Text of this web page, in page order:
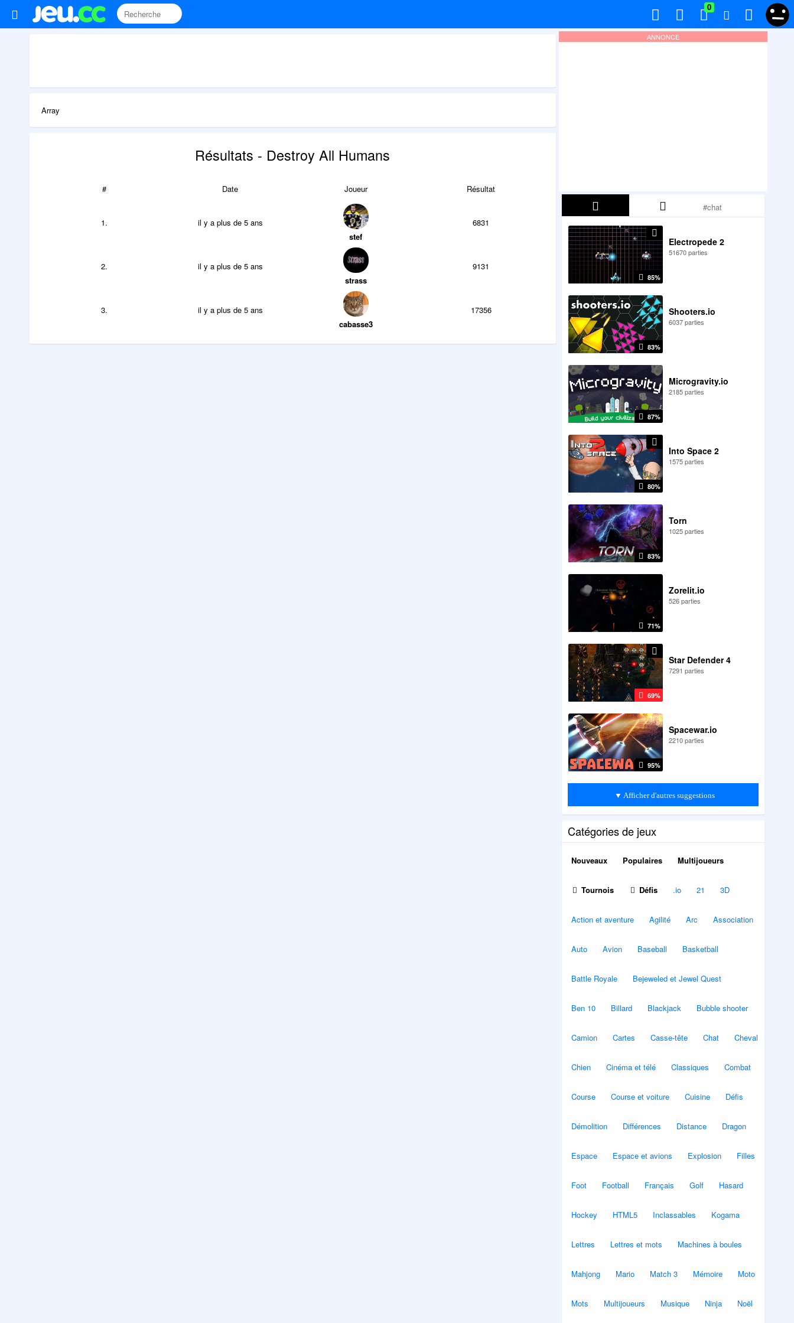
0
Array
Résultats - Destroy All Humans
# Date Joueur Résultat
1.
il y a plus de 5 ans
stef
6831
2.
il y a plus de 5 ans
strass
9131
3.
il y a plus de 5 ans
cabasse3
17356
ANNONCE
85%
Electropede 2
51670 parties
83%
Shooters.io
6037 parties
87%
Microgravity.io
2185 parties
80%
Into Space 2
1575 parties
83%
Torn
1025 parties
71%
Zorelit.io
526 parties
69%
Star Defender 4
7291 parties
95%
Spacewar.io
2210 parties
▼ Afficher d'autres suggestions
Catégories de jeux
Nouveaux Populaires Multijoueurs
Tournois Défis .io 21 3D
Action et aventure Agilité Arc Association
Auto Avion Baseball Basketball
Battle Royale Bejeweled et Jewel Quest
Ben 10 Billard Blackjack Bubble shooter
Camion Cartes Casse-tête Chat Cheval
Chien Cinéma et télé Classiques Combat
Course Course et voiture Cuisine Défis
Démolition Différences Distance Dragon
Espace Espace et avions Explosion Filles
Foot Football Français Golf Hasard
Hockey HTML5 Inclassables Kogama
Lettres Lettres et mots Machines à boules
Mahjong Mario Match 3 Mémoire Moto
Mots Multijoueurs Musique Ninja Noël